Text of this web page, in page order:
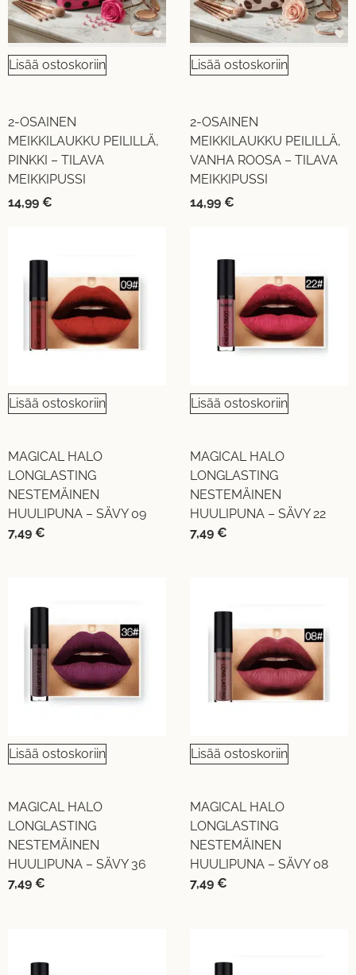
Lisää ostoskoriin
2-OSAINEN
MEIKKILAUKKU PEILILLÄ,
PINKKI – TILAVA
MEIKKIPUSSI
14,99 €
Lisää ostoskoriin
2-OSAINEN
MEIKKILAUKKU PEILILLÄ,
VANHA ROOSA – TILAVA
MEIKKIPUSSI
14,99 €
Lisää ostoskoriin
MAGICAL HALO
LONGLASTING
NESTEMÄINEN
HUULIPUNA – SÄVY 09
7,49 €
Lisää ostoskoriin
MAGICAL HALO
LONGLASTING
NESTEMÄINEN
HUULIPUNA – SÄVY 22
7,49 €
Lisää ostoskoriin
MAGICAL HALO
LONGLASTING
NESTEMÄINEN
HUULIPUNA – SÄVY 36
7,49 €
Lisää ostoskoriin
MAGICAL HALO
LONGLASTING
NESTEMÄINEN
HUULIPUNA – SÄVY 08
7,49 €